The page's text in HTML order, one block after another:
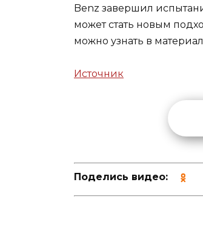
Benz завершил
может стать новым
можно узнать в
Источник
Поделись видео: